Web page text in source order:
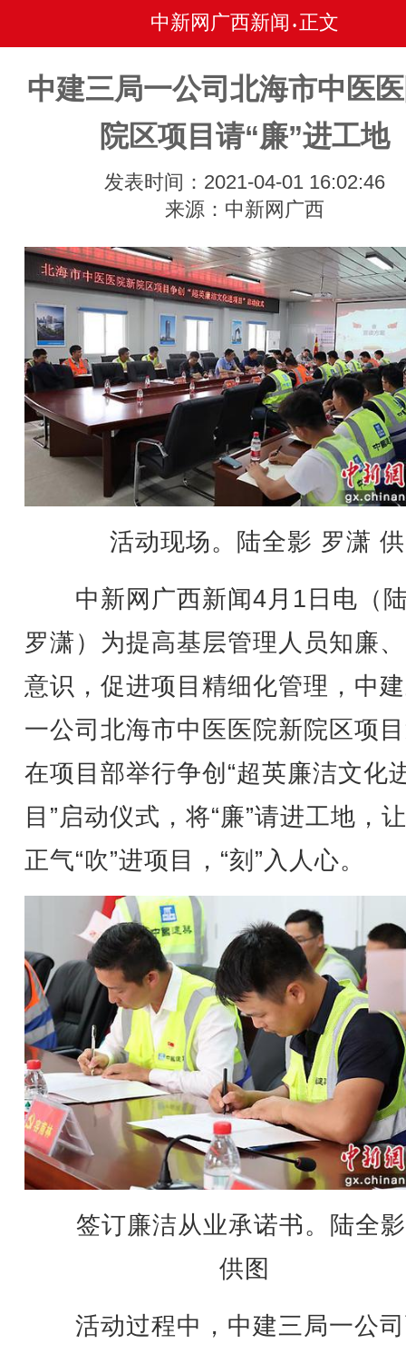
中新网广西新闻 • 正文
中建三局一公司北海市中医
院区项目请“廉”进工地
发表时间：2021-04-01 16:02:46
来源：中新网广西
活动现场。陆全影 罗潇
中新网广西新闻4月1日电（
罗潇）为提高基层管理人员知廉
意识，促进项目精细化管理，中
一公司北海市中医医院新院区项
在项目部举行争创“超英廉洁文化
目”启动仪式，将“廉”请进工地，
正气“吹”进项目，“刻”入人心。
签订廉洁从业承诺书。陆全
供图
活动过程中，中建三局一公